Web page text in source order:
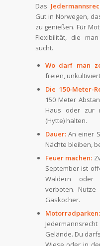
Das
Gut in Norwegen,
zu genießen. Für
Flexibilität, die
sucht.
Wo darf man
freien,
Die 150-Meter-
150 Meter
Haus oder zur
(Hytte) halten.
Dauer:An einer
Nächte bleiben,
Feuer machen:
September ist
Wäldern oder
verboten. Nutze
Gaskocher.
Motorradparken:
Gelände. Du